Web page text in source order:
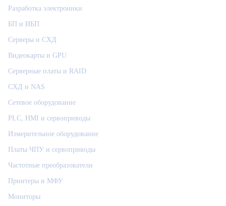
Разработка электроники
БП и ИБП
Серверы и СХД
Видеокарты и GPU
Серверные платы и RAID
СХД и NAS
Сетевое оборудование
PLC, HMI и сервоприводы
Измерительное оборудование
Платы ЧПУ и сервоприводы
Частотные преобразователи
Принтеры и МФУ
Мониторы